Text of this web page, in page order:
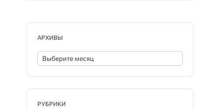
АРХИВЫ
РУБРИКИ